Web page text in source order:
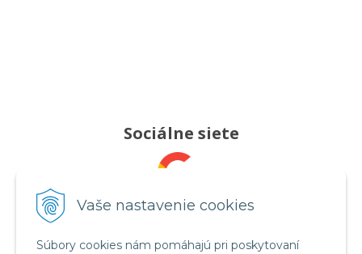
Vaše nastavenie cookies
Súbory cookies nám pomáhajú pri poskytovaní
Sociálne siete
Pridajte nám recenziu